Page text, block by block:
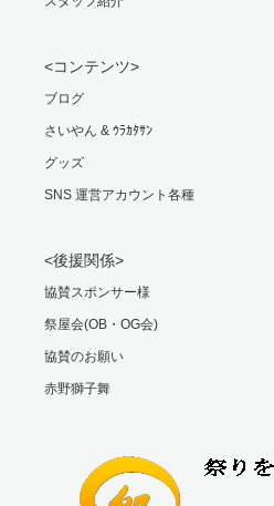
<コンテンツ>
ブログ
さいやん & ｳﾗｶﾀｻﾝ
グッズ
SNS 運営アカウント各種
<後援関係>
協賛スポンサー様
祭屋会(OB・OG会)
協賛のお願い
赤野獅子舞